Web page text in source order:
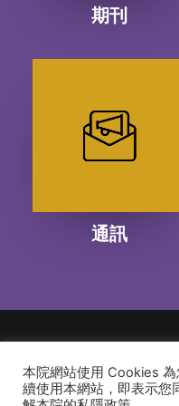
期刊
通訊
© 2026 建道神學院
本院網站使用 Cookies
續使用本網站，即表示您